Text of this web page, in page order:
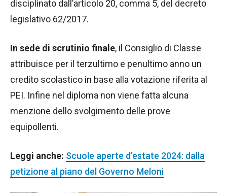
disciplinato dall’articolo 20, comma 5, del decreto
legislativo 62/2017.
In sede di scrutinio finale, il Consiglio di Classe
attribuisce per il terzultimo e penultimo anno un
credito scolastico in base alla votazione riferita al
PEI. Infine nel diploma non viene fatta alcuna
menzione dello svolgimento delle prove
equipollenti.
Leggi anche: Scuole aperte d’estate 2024: dalla
petizione al piano del Governo Meloni